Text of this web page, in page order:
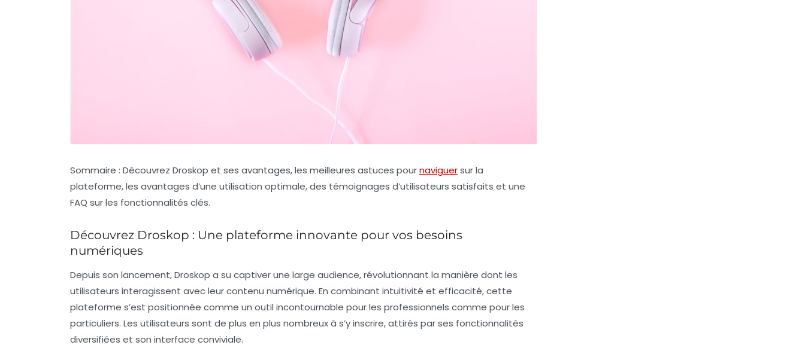
Sommaire : Découvrez Droskop et ses avantages, les meilleures astuces pournaviguersur la
plateforme, les avantages d’une utilisation optimale, des témoignages d’utilisateurs satisfaits et une
FAQ sur les fonctionnalités clés.
Découvrez Droskop : Une plateforme innovante pour vos besoins
numériques
Depuis son lancement, Droskop a su captiver une large audience, révolutionnant la manière dont les
utilisateurs interagissent avec leur contenu numérique. En combinant intuitivité et efficacité, cette
plateforme s’est positionnée comme un outil incontournable pour les professionnels comme pour les
particuliers. Les utilisateurs sont de plus en plus nombreux à s’y inscrire, attirés par ses fonctionnalités
diversifiées et son interface conviviale.